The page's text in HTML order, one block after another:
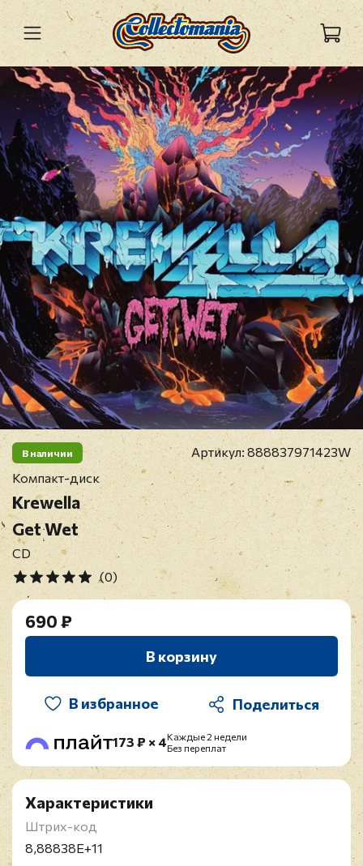
В наличии Артикул:888837971423W
Компакт-диск
Krewella
Get Wet
CD
(0)
690 ₽
В корзину
В избранное
173 ₽ × 4Каждые 2 недели
Без переплат
Характеристики
Штрих-код
8,88838E+11